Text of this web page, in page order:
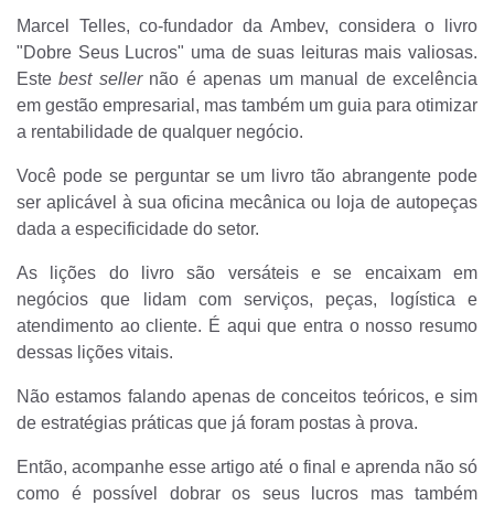
Marcel Telles, co-fundador da Ambev, considera o livro
"Dobre Seus Lucros" uma de suas leituras mais valiosas.
Estebest sellernão é apenas um manual de excelência
em gestão empresarial, mas também um guia para otimizar
a rentabilidade de qualquer negócio.
Você pode se perguntar se um livro tão abrangente pode
ser aplicável à sua oficina mecânica ou loja de autopeças
dada a especificidade do setor.
As lições do livro são versáteis e se encaixam em
negócios que lidam com serviços, peças, logística e
atendimento ao cliente. É aqui que entra o nosso resumo
dessas lições vitais.
Não estamos falando apenas de conceitos teóricos, e sim
de estratégias práticas que já foram postas à prova.
Então, acompanhe esse artigo até o final e aprenda não só
como é possível dobrar os seus lucros mas também